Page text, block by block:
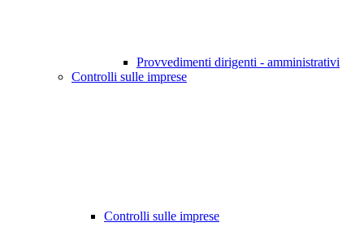
Provvedimenti dirigenti - amministrativi
Controlli sulle imprese
Controlli sulle imprese